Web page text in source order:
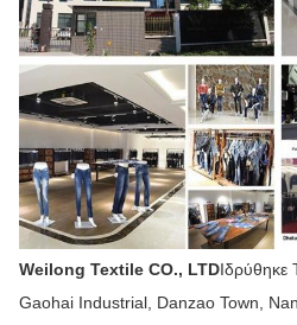
Weilong Textile CO., LTDΙδρύθηκε
Gaohai Industrial, Danzao Town,